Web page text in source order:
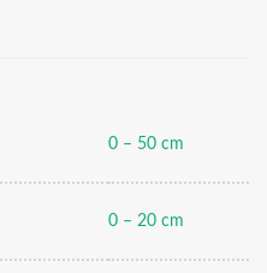
0 – 50 cm
0 – 20 cm